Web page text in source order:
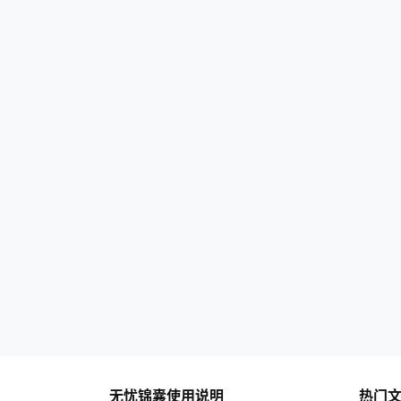
无忧锦囊使用说明 热门